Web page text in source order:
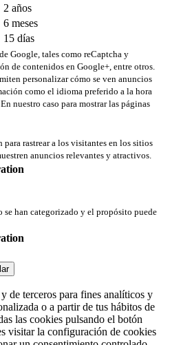
2 años
6 meses
15 días
Google, tales como reCaptcha y
de contenidos en Google+, entre otros.
personalizar cómo se ven anuncios
como el idioma preferido a la hora
nuestro caso para mostrar las páginas
rastrear a los visitantes en los sitios
anuncios relevantes y atractivos.
se han categorizado y el propósito puede
de terceros para fines analíticos y
o a partir de tus hábitos de
las cookies pulsando el botón
visitar la configuración de cookies